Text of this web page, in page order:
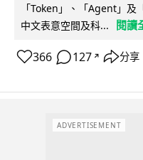
「Token」、「Agent」
中文表意空間及科...
閱讀
366 127 ↗ 分享
ADVERTISEMENT